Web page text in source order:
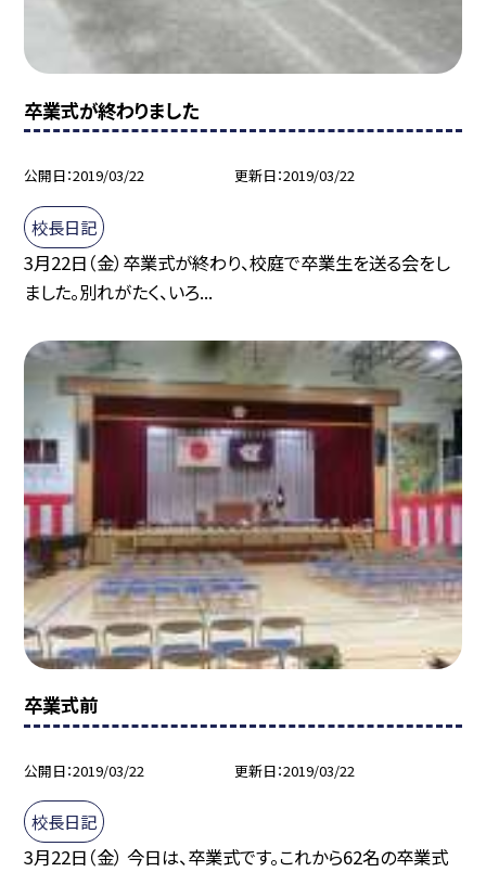
卒業式が終わりました
公開日 2019/03/22 更新日 2019/03/22
校長日記
3月22日（金）卒業式が終わり、校庭で卒業生を送る会をし
ました。別れがたく、いろ...
卒業式前
公開日 2019/03/22 更新日 2019/03/22
校長日記
3月22日（金） 今日は、卒業式です。これから62名の卒業式